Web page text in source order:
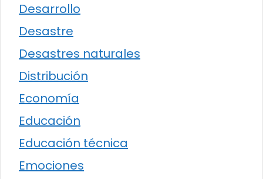
Desarrollo
Desastre
Desastres naturales
Distribución
Economía
Educación
Educación técnica
Emociones